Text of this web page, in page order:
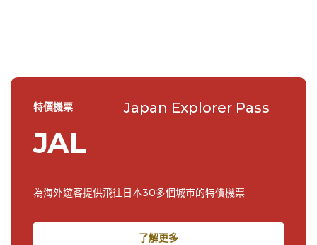
特價機票
JAL
Japan Explorer Pass
為海外遊客提供飛往日本30多個城市的特價機票
了解更多